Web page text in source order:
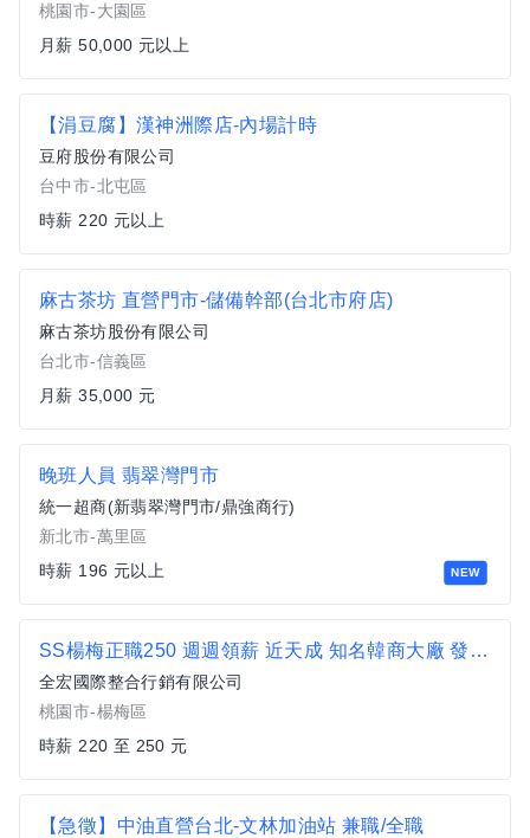
桃園市-大園區
月薪 50,000 元以上
【涓豆腐】漢神洲際店-內場計時
豆府股份有限公司
台中市-北屯區
時薪 220 元以上
麻古茶坊 直營門市-儲備幹部(台北市府店)
麻古茶坊股份有限公司
台北市-信義區
月薪 35,000 元
NEW
晚班人員 翡翠灣門市
統一超商(新翡翠灣門市/鼎強商行)
新北市-萬里區
時薪 196 元以上
SS楊梅正職250 週週領薪 近天成 知名韓商大廠 發薪不囉嗦 楊梅環東路
全宏國際整合行銷有限公司
桃園市-楊梅區
時薪 220 至 250 元
【急徵】中油直營台北-文林加油站 兼職/全職